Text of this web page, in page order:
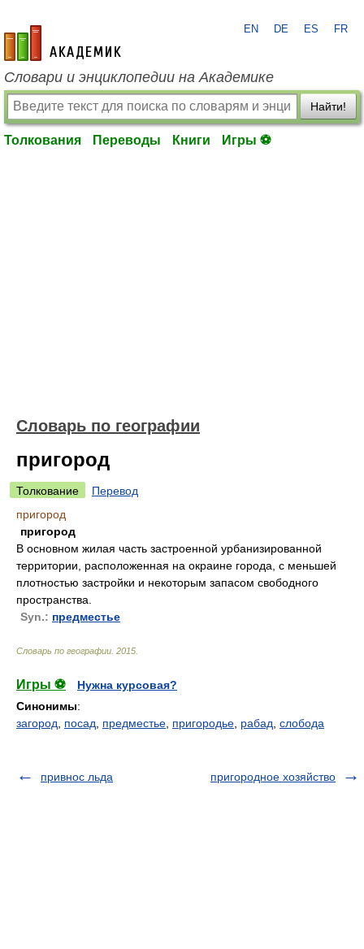
academic.ru
EN DE ES FR
Словари и энциклопедии на Академике
Найти!
Толкования Переводы Книги Игры ⚽
Словарь по географии
пригород
Толкование
Перевод
пригород
пригород
В основном жилая часть застроенной урбанизированной
территории, расположенная на окраине города, с меньшей
плотностью застройки и некоторым запасом свободного
пространства.
Syn.: предместье
Словарь по географии 2015
Игры ⚽
Нужна курсовая?
Синонимы:
загород
посад предместье пригородье рабад слобода
привнос льда пригородное хозяйство